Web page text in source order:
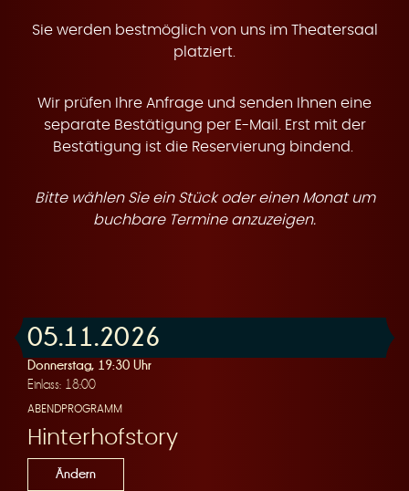
n
Sie werden bestmöglich von uns im Theatersaal
platziert.
Wir prüfen Ihre Anfrage und senden Ihnen eine
separate Bestätigung per E-Mail. Erst mit der
Bestätigung ist die Reservierung bindend.
Bitte wählen Sie ein Stück oder einen Monat um
buchbare Termine anzuzeigen.
05.11.2026
Donnerstag, 19:30 Uhr
Einlass: 18:00
ABENDPROGRAMM
Hinterhofstory
Ändern